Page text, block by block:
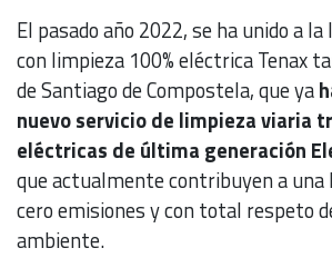
El pasado año 2022, se ha unido a
con limpieza 100% eléctrica Tenax
de Santiago de Compostela, que ya
nuevo servicio de limpieza viaria
eléctricas de última generación
que actualmente contribuyen a una
cero emisiones y con total respeto
ambiente.